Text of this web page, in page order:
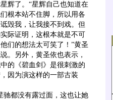
辉了。“星辉自己也知道在
根本站不住脚，所以用各
毁我，让我接不到戏。但
际证明，这根本就是不可
们的想法太可笑了！”黄圣
。另外，黄圣依也表示，
的《碧血剑》是很刺激的
因为演这样的一部古装
都没有露过面，这也让她